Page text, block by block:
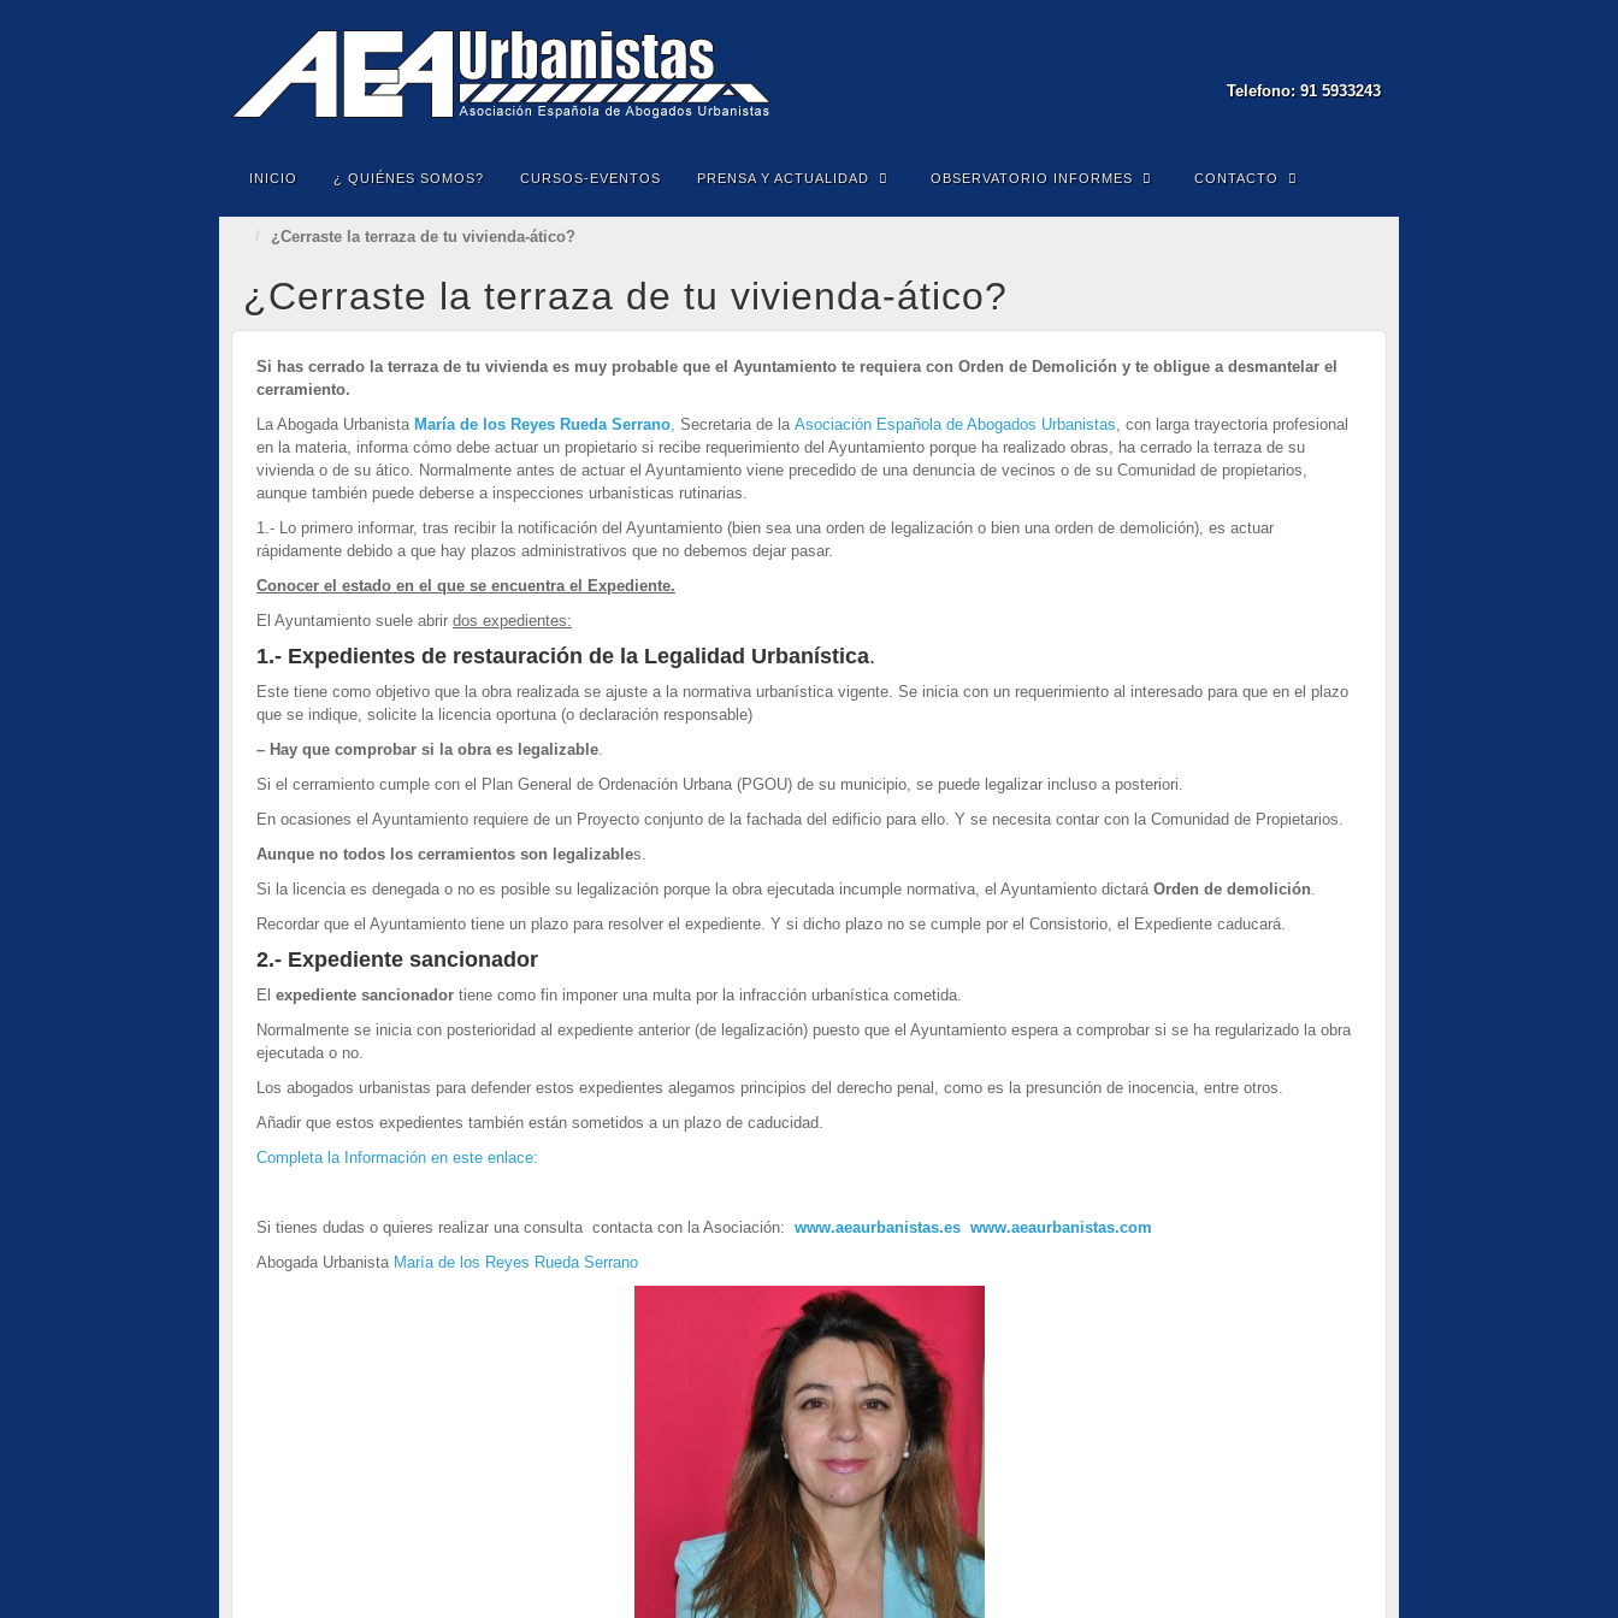
Telefono: 91 5933243
INICIO ¿ QUIÉNES SOMOS? CURSOS-EVENTOS PRENSA Y ACTUALIDAD OBSERVATORIO INFORMES CONTACTO
¿Cerraste la terraza de tu vivienda-ático?
¿Cerraste la terraza de tu vivienda-ático?
Si has cerrado la terraza de tu vivienda es muy probable que el Ayuntamiento te requiera con Orden de Demolición y te obligue a desmantelar el
cerramiento.
La Abogada Urbanista María de los Reyes Rueda Serrano, Secretaria de la Asociación Española de Abogados Urbanistas, con larga trayectoria profesional
en la materia, informa cómo debe actuar un propietario si recibe requerimiento del Ayuntamiento porque ha realizado obras, ha cerrado la terraza de su
vivienda o de su ático. Normalmente antes de actuar el Ayuntamiento viene precedido de una denuncia de vecinos o de su Comunidad de propietarios,
aunque también puede deberse a inspecciones urbanísticas rutinarias.
1.- Lo primero informar, tras recibir la notificación del Ayuntamiento (bien sea una orden de legalización o bien una orden de demolición), es actuar
rápidamente debido a que hay plazos administrativos que no debemos dejar pasar.
Conocer el estado en el que se encuentra el Expediente.
El Ayuntamiento suele abrir dos expedientes:
1.- Expedientes de restauración de la Legalidad Urbanística.
Este tiene como objetivo que la obra realizada se ajuste a la normativa urbanística vigente. Se inicia con un requerimiento al interesado para que en el plazo
que se indique, solicite la licencia oportuna (o declaración responsable)
– Hay que comprobar si la obra es legalizable.
Si el cerramiento cumple con el Plan General de Ordenación Urbana (PGOU) de su municipio, se puede legalizar incluso a posteriori.
En ocasiones el Ayuntamiento requiere de un Proyecto conjunto de la fachada del edificio para ello. Y se necesita contar con la Comunidad de Propietarios.
Aunque no todos los cerramientos son legalizables.
Si la licencia es denegada o no es posible su legalización porque la obra ejecutada incumple normativa, el Ayuntamiento dictará Orden de demolición.
Recordar que el Ayuntamiento tiene un plazo para resolver el expediente. Y si dicho plazo no se cumple por el Consistorio, el Expediente caducará.
2.- Expediente sancionador
El expediente sancionador tiene como fin imponer una multa por la infracción urbanística cometida.
Normalmente se inicia con posterioridad al expediente anterior (de legalización) puesto que el Ayuntamiento espera a comprobar si se ha regularizado la obra
ejecutada o no.
Los abogados urbanistas para defender estos expedientes alegamos principios del derecho penal, como es la presunción de inocencia, entre otros.
Añadir que estos expedientes también están sometidos a un plazo de caducidad.
Completa la Información en este enlace:
Si tienes dudas o quieres realizar una consulta contacta con la Asociación: www.aeaurbanistas.es www.aeaurbanistas.com
Abogada Urbanista María de los Reyes Rueda Serrano